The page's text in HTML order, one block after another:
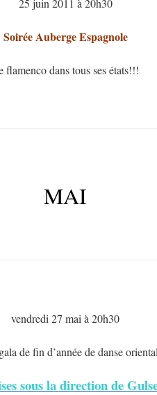
25 juin 2011 à 20h30
Soirée Auberge Espagnole
flamenco dans tous ses états!!!
MAI
vendredi 27 mai à 20h30
de fin d’année de danse
sous la direction de